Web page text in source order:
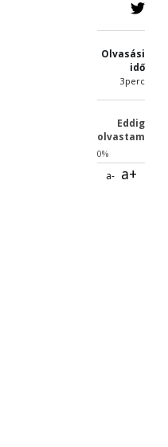
Olvasási
idő
3perc
Eddig
olvastam
0%
a- a+